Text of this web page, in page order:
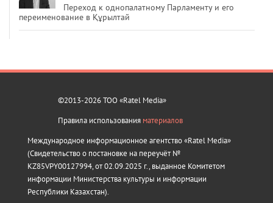
Переход к однопалатному Парламенту и его
переименование в Құрылтай
©2013-2026 ТОО «Ratel Media»
Правила использования материалов
Международное информационное агентство «Ratel Media»
(Свидетельство о постановке на переучёт №
KZ85VPY00127994, от 02.09.2025 г., выданное Комитетом
информации Министерства культуры и информации
Республики Казахстан).